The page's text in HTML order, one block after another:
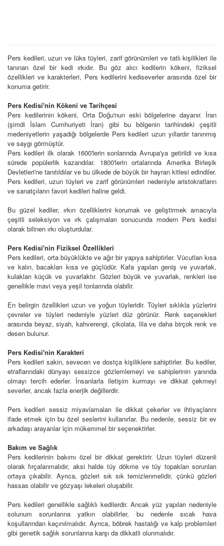
Pers kedileri, uzun ve lüks tüyleri, zarif görünümleri ve tatlı kişilikleri ile
tanınan özel bir kedi ırkıdır. Bu göz alıcı kedilerin kökeni, fiziksel
özellikleri ve karakterleri, Pers kedilerini kediseverler arasında özel bir
konuma getirir.
Pers Kedisi'nin Kökeni ve Tarihçesi
Pers kedilerinin kökeni, Orta Doğu'nun eski bölgelerine dayanır. İran
(şimdi İslam Cumhuriyeti İran) gibi bu bölgenin tarihindeki çeşitli
medeniyetlerin yaşadığı bölgelerde Pers kedileri uzun yıllardır tanınmış
ve saygı görmüştür.
Pers kedileri ilk olarak 1600'lerin sonlarında Avrupa'ya getirildi ve kısa
sürede popülerlik kazandılar. 1800'lerin ortalarında Amerika Birleşik
Devletleri'ne tanıtıldılar ve bu ülkede de büyük bir hayran kitlesi edindiler.
Pers kedileri, uzun tüyleri ve zarif görünümleri nedeniyle aristokratların
ve sanatçıların favori kedileri haline geldi.
Bu güzel kediler, ırkın özelliklerini korumak ve geliştirmek amacıyla
çeşitli seleksiyon ve ırk çalışmaları sonucunda modern Pers kedisi
olarak bilinen ırkı oluşturdular.
Pers Kedisi'nin Fiziksel Özellikleri
Pers kedileri, orta büyüklükte ve ağır bir yapıya sahiptirler. Vücutları kısa
ve kalın, bacakları kısa ve güçlüdür. Kafa yapıları geniş ve yuvarlak,
kulakları küçük ve yuvarlaktır. Gözleri büyük ve yuvarlak, renkleri ise
genellikle mavi veya yeşil tonlarında olabilir.
En belirgin özellikleri uzun ve yoğun tüyleridir. Tüyleri sıklıkla yüzlerini
çevreler ve tüyleri nedeniyle yüzleri düz görünür. Renk seçenekleri
arasında beyaz, siyah, kahverengi, çikolata, lila ve daha birçok renk ve
desen bulunur.
Pers Kedisi'nin Karakteri
Pers kedileri sakin, sevecen ve dostça kişiliklere sahiptirler. Bu kediler,
etraflarındaki dünyayı sessizce gözlemlemeyi ve sahiplerinin yanında
olmayı tercih ederler. İnsanlarla iletişim kurmayı ve dikkat çekmeyi
severler, ancak fazla enerjik değillerdir.
Pers kedileri sessiz miyavlamaları ile dikkat çekerler ve ihtiyaçlarını
ifade etmek için bu özel seslerini kullanırlar. Bu nedenle, sessiz bir ev
arkadaşı arayanlar için mükemmel bir seçenektirler.
Bakım ve Sağlık
Pers kedilerinin bakımı özel bir dikkat gerektirir. Uzun tüyleri düzenli
olarak fırçalanmalıdır, aksi halde tüy dökme ve tüy topakları sorunları
ortaya çıkabilir. Ayrıca, gözleri sık sık temizlenmelidir, çünkü gözleri
hassas olabilir ve gözyaşı lekeleri oluşabilir.
Pers kedileri genellikle sağlıklı kedilerdir. Ancak yüz yapıları nedeniyle
solunum sorunlarına yatkın olabilirler, bu nedenle sıcak hava
koşullarından kaçınılmalıdır. Ayrıca, böbrek hastalığı ve kalp problemleri
gibi genetik sağlık sorunlarına karşı da dikkatli olunmalıdır.